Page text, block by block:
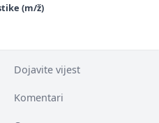
(m/ž)
Dojavite vijest
Komentari